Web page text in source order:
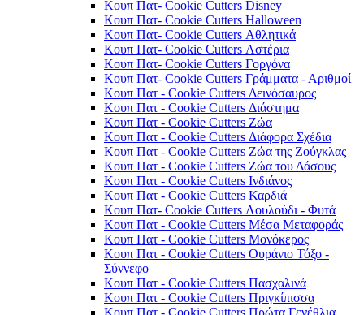
Κουπ Πατ- Cookie Cutters Disney
Κουπ Πατ- Cookie Cutters Halloween
Κουπ Πατ- Cookie Cutters Αθλητικά
Κουπ Πατ- Cookie Cutters Αστέρια
Κουπ Πατ- Cookie Cutters Γοργόνα
Κουπ Πατ- Cookie Cutters Γράμματα - Αριθμοί
Κουπ Πατ - Cookie Cutters Δεινόσαυρος
Κουπ Πατ - Cookie Cutters Διάστημα
Κουπ Πατ - Cookie Cutters Ζώα
Κουπ Πατ - Cookie Cutters Διάφορα Σχέδια
Κουπ Πατ - Cookie Cutters Ζώα της Ζούγκλας
Κουπ Πατ - Cookie Cutters Ζώα του Δάσους
Κουπ Πατ - Cookie Cutters Ινδιάνος
Κουπ Πατ - Cookie Cutters Καρδιά
Κουπ Πατ- Cookie Cutters Λουλούδι - Φυτά
Κουπ Πατ - Cookie Cutters Μέσα Μεταφοράς
Κουπ Πατ - Cookie Cutters Μονόκερος
Κουπ Πατ - Cookie Cutters Ουράνιο Τόξο -
Σύννεφο
Κουπ Πατ - Cookie Cutters Πασχαλινά
Κουπ Πατ - Cookie Cutters Πριγκίπισσα
Κουπ Πατ - Cookie Cutters Πρώτα Γενέθλια